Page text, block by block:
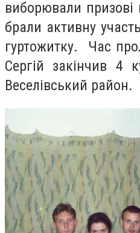
виборювали призові
брали активну
гуртожитку. Час
Сергій закінчив 4
Веселівський район.